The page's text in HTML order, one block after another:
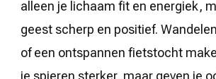
alleen je lichaam fit en energiek,
geest scherp en positief.
of een ontspannen fietstocht
je spieren sterker, maar geven je